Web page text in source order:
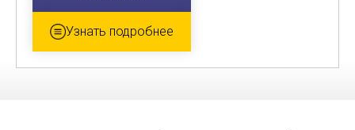
Узнать подробнее